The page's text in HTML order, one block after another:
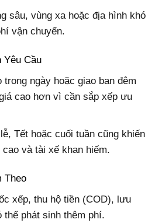
sâu, vùng xa hoặc địa hình khó
vận chuyển.
Yêu Cầu
trong ngày hoặc giao ban đêm
cao hơn vì cần sắp xếp ưu
Tết hoặc cuối tuần cũng khiến
và tài xế khan hiếm.
Theo
xếp, thu hộ tiền (COD), lưu
thể phát sinh thêm phí.